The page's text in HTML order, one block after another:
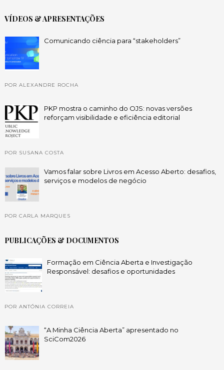
VÍDEOS & APRESENTAÇÕES
Comunicando ciência para “stakeholders”
POR ALEXANDRE ROCHA
PKP mostra o caminho do OJS: novas versões
reforçam visibilidade e eficiência editorial
POR SUSANA COSTA
Vamos falar sobre Livros em Acesso Aberto: desafios,
serviços e modelos de negócio
POR CARLA MARQUES
PUBLICAÇÕES & DOCUMENTOS
Formação em Ciência Aberta e Investigação
Responsável: desafios e oportunidades
POR ANTÓNIA CORREIA
“A Minha Ciência Aberta” apresentado no
SciCom2026